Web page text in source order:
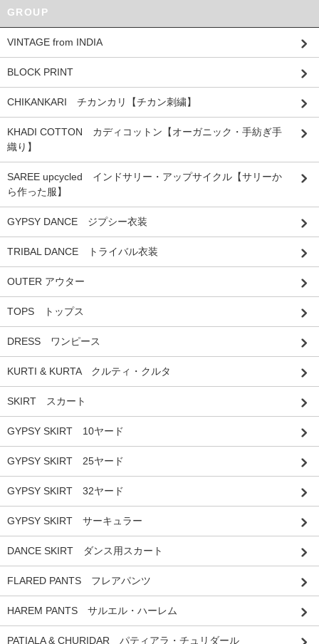
GROUP
VINTAGE from INDIA
BLOCK PRINT
CHIKANKARI チカンカリ【チカン刺繍】
KHADI COTTON カディコットン【オーガニック・手紡ぎ手
織り】
SAREE upcycled インドサリー・アップサイクル【サリーか
ら作った服】
GYPSY DANCE ジプシー衣装
TRIBAL DANCE トライバル衣装
OUTER アウター
TOPS トップス
DRESS ワンピース
KURTI & KURTA クルティ・クルタ
SKIRT スカート
GYPSY SKIRT 10ヤード
GYPSY SKIRT 25ヤード
GYPSY SKIRT 32ヤード
GYPSY SKIRT サーキュラー
DANCE SKIRT ダンス用スカート
FLARED PANTS フレアパンツ
HAREM PANTS サルエル・ハーレム
PATIALA & CHURIDAR パティアラ・チュリダール